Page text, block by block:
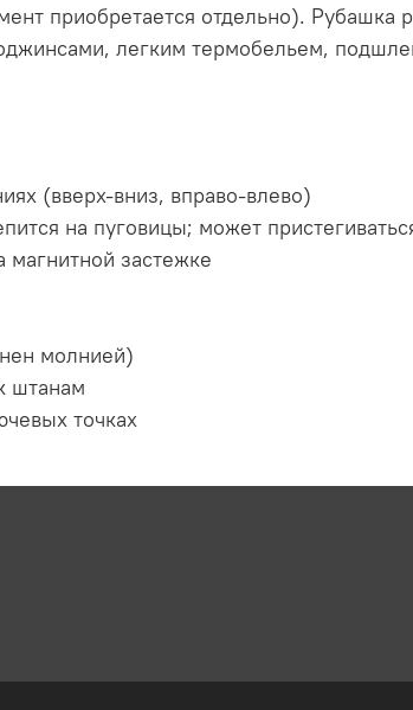
приобретается отдельно). Рубашка
легким термобельем,
(вверх-вниз, вправо-влево)
на пуговицы; может
застежке
молнией)
штанам
точках